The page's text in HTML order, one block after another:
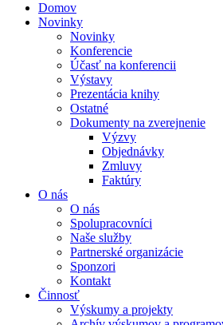
Domov
Novinky
Novinky
Konferencie
Účasť na konferencii
Výstavy
Prezentácia knihy
Ostatné
Dokumenty na zverejnenie
Výzvy
Objednávky
Zmluvy
Faktúry
O nás
O nás
Spolupracovníci
Naše služby
Partnerské organizácie
Sponzori
Kontakt
Činnosť
Výskumy a projekty